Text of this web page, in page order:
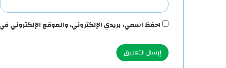
احفظ اسمي، بريدي الإلكتروني، والموقع الإلكتروني